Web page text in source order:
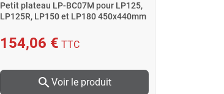
Petit plateau LP-BC07M pour LP125,
LP125R, LP150 et LP180 450x440mm
154,06 € TTC
searchVoir le produit